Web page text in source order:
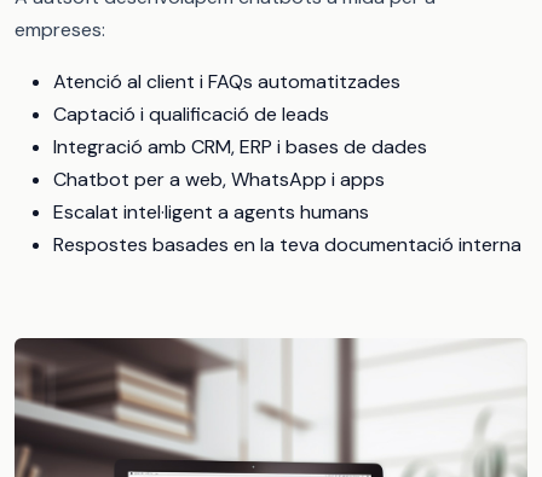
empreses:
Atenció al client i FAQs automatitzades
Captació i qualificació de leads
Integració amb CRM, ERP i bases de dades
Chatbot per a web, WhatsApp i apps
Escalat intel·ligent a agents humans
Respostes basades en la teva documentació interna